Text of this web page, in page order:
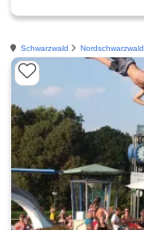
Schwarzwald Nordschwarzwald